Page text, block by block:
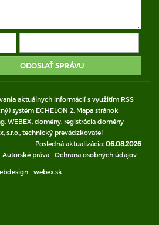
ODOSLAŤ SPRÁVU
aktuálnych informácií s využitím RSS
systém ECHELON 2, Mapa stránok
WEBEX domény registrácia domény
s.r.o., technický prevádzkovateľ
Posledná aktualizácia: 06.08.2026
Autorské práva| Ochrana osobných údajov
| webex.sk